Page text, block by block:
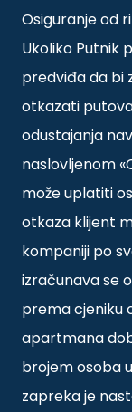
Osiguranje od
Ukoliko Putnik
predviđa da bi
otkazati
odustajanja
naslovljenom
može uplatiti
otkaza klijent
kompaniji po
izračunava se
prema cjeniku
apartmana
brojem osoba
zapreka je